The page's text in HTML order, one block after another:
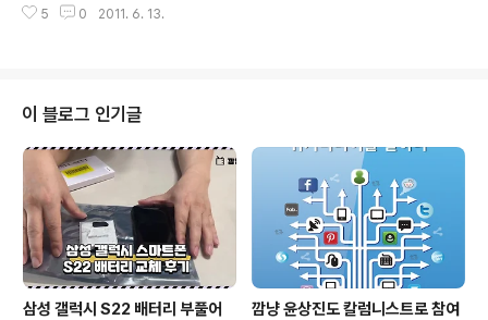
ㅎㅎ 앞으로도 강연을 하게 되면 이렇게 계속..
계시고 모르시는 분들도 계시기는 했지만 지금 알고 모르
대해 잘 알고 있고 저의 행보에 많은 관심을 갖고 있더라구
요~ 그래서 한편으로 부담이 되기도 했지만 앞으로 제가
해나가게 될 일들에 큰 힘이 되어줄 것이기 때문에 든든하
기도 합니다. 어찌되었건 제가 현재 하고 있는 일들에 대해
많은 분들이 관심을 갖어주신다면 별도로 PR(홍보)를 하지
않아도 되니 얼마나 좋습니까? ㅎㅎ..
5 0 2011. 6. 13.
이 블로그 인기글
삼성 갤럭시 S22 배터리 부풀어
깜냥 윤상진도 칼럼니스트로 참여